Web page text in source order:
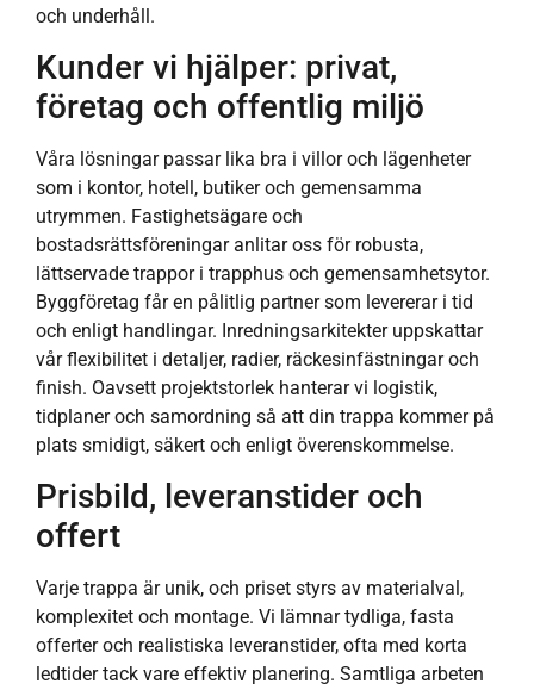
och underhåll.
Kunder vi hjälper: privat,
företag och offentlig miljö
Våra lösningar passar lika bra i villor och lägenheter
som i kontor, hotell, butiker och gemensamma
utrymmen. Fastighetsägare och
bostadsrättsföreningar anlitar oss för robusta,
lättservade trappor i trapphus och gemensamhetsytor.
Byggföretag får en pålitlig partner som levererar i tid
och enligt handlingar. Inredningsarkitekter uppskattar
vår flexibilitet i detaljer, radier, räckesinfästningar och
finish. Oavsett projektstorlek hanterar vi logistik,
tidplaner och samordning så att din trappa kommer på
plats smidigt, säkert och enligt överenskommelse.
Prisbild, leveranstider och
offert
Varje trappa är unik, och priset styrs av materialval,
komplexitet och montage. Vi lämnar tydliga, fasta
offerter och realistiska leveranstider, ofta med korta
ledtider tack vare effektiv planering. Samtliga arbeten